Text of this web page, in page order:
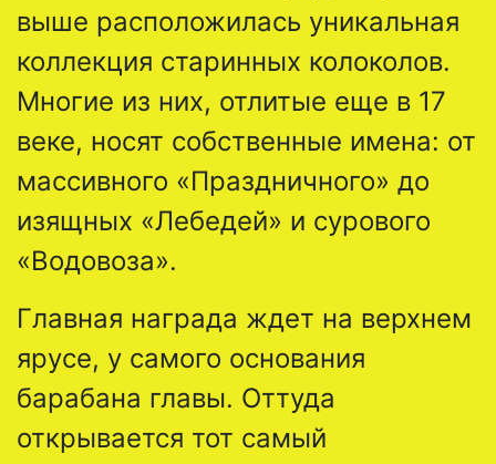
выше расположилась уникальная
коллекция старинных колоколов.
Многие из них, отлитые еще в 17
веке, носят собственные имена: от
массивного «Праздничного» до
изящных «Лебедей» и сурового
«Водовоза».
Главная награда ждет на верхнем
ярусе, у самого основания
барабана главы. Оттуда
открывается тот самый